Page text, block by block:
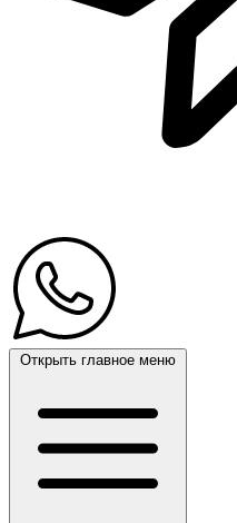
Открыть главное меню